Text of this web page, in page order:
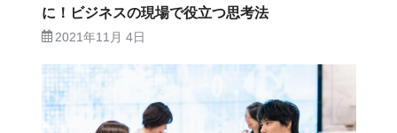
に！ビジネスの現場で役立つ思考法
2021年11月 4日